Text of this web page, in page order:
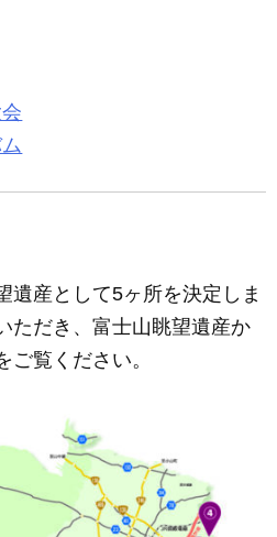
遺産として5ヶ所を決定しま
ただき、富士山眺望遺産か
ご覧ください。